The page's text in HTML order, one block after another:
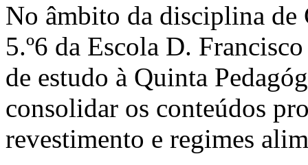
No âmbito da disciplina de
5.º6 da Escola D.
de estudo à Quinta
consolidar os conteúdos
revestimento e regimes